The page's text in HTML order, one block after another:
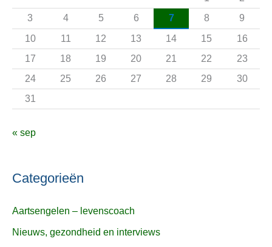
a
r
:
3
4 5 6 7 8
9
10
11 12 13 14 15
16
17
18 19 20 21 22
23
24
25 26 27 28 29
30
31
« sep
Categorieën
Aartsengelen – levenscoach
Nieuws, gezondheid en interviews